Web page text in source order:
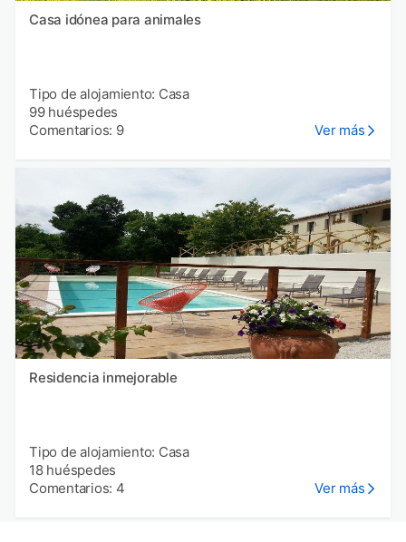
Casa idónea para animales
Tipo de alojamiento: Casa
99 huéspedes
Comentarios: 9
Ver más
Residencia inmejorable
Tipo de alojamiento: Casa
18 huéspedes
Comentarios: 4
Ver más